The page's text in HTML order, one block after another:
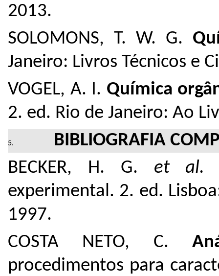
2013.
SOLOMONS, T. W. G.
Janeiro: Livros Técnicos e
VOGEL, A. I. Química
2. ed. Rio de Janeiro: Ao
BIBLIOGRAFIA
BECKER, H. G. et al.
experimental. 2. ed.
1997.
COSTA NETO, C.
procedimentos para